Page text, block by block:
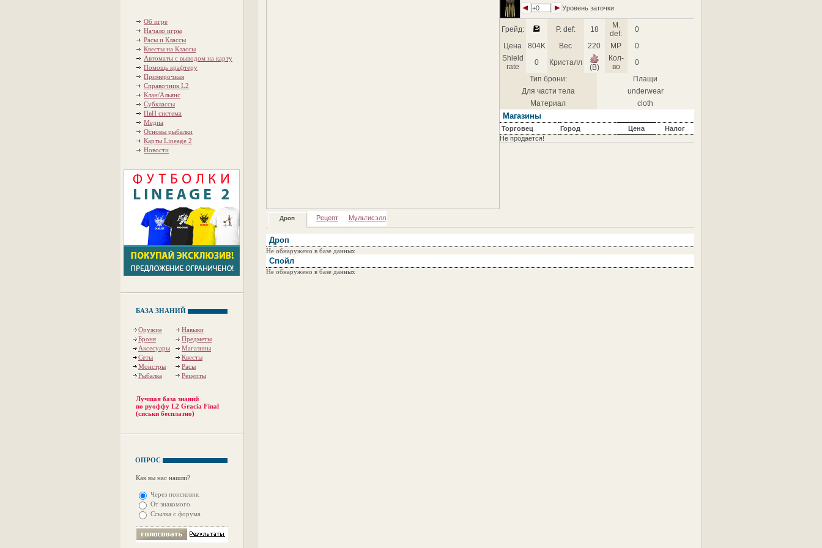
Об игре
Начало игры
Расы и Классы
Квесты на Классы
Автоматы с выводом на карту
Помощь крафтеру
Примерочная
Справочник L2
Клан/Альянс
Субклассы
ПвП система
Медиа
Основы рыбалки
Карты Lineage 2
Новости
БАЗА ЗНАНИЙ
Оружие
Навыки
Броня
Предметы
Аксесуары
Магазины
Сеты
Квесты
Монстры
Расы
Рыбалка
Рецепты
Лучшая база знаний
по руоффу L2 Gracia Final
(сиськи бесплатно)
ОПРОС
Как вы нас нашли?
Через поисковик
От знакомого
Ссылка с форума
+0 Уровень заточки
Грейд: P. def: 18
M.
def:
0
Цена
804K Вес 220 MP
0
Shield
rate
0 Кристалл
(B)
Кол-
во
0
Тип брони:
Плащи
Для части тела
underwear
Материал
cloth
Магазины
Торговец Город Цена
Налог
Не продается!
Дроп Рецепт Мультисэлл
Дроп
Не обнаружено в базе данных
Спойл
Не обнаружено в базе данных